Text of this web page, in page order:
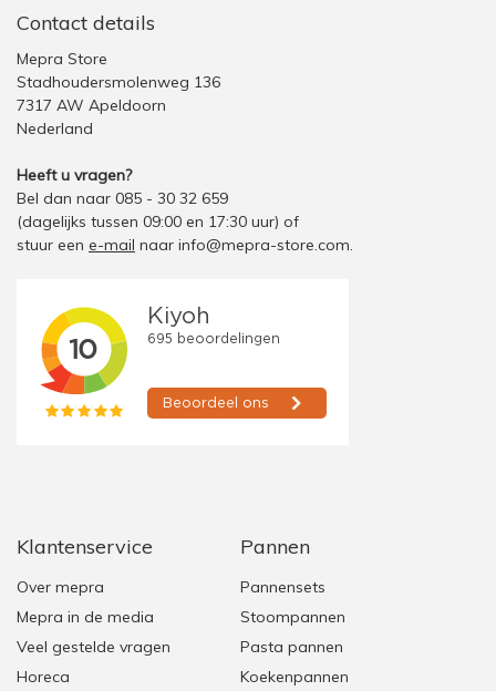
Contact details
Mepra Store
Stadhoudersmolenweg 136
7317 AW Apeldoorn
Nederland
Heeft u vragen?
Bel dan naar 085 - 30 32 659
(dagelijks tussen 09:00 en 17:30 uur) of
stuur een e-mail naar info@mepra-store.com.
Klantenservice
Over mepra
Mepra in de media
Veel gestelde vragen
Horeca
Pannen
Pannensets
Stoompannen
Pasta pannen
Koekenpannen